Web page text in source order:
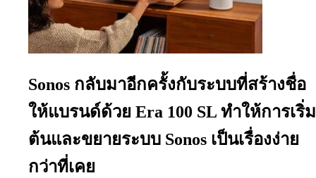
Sonos กลับมาอีกครั้งกับระบบที่สร้างชื่อ
ให้แบรนด์ด้วย Era 100 SL ทำให้การเริ่ม
ต้นและขยายระบบ Sonos เป็นเรื่องง่าย
กว่าที่เคย